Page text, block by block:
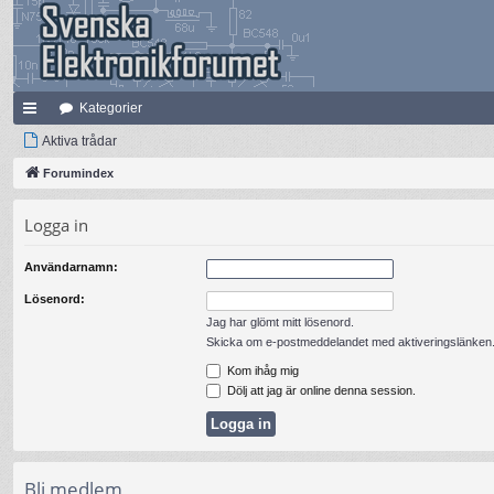
na
bb
ar
Kategorier
Aktiva trådar
Forumindex
Logga in
Användarnamn:
Lösenord:
Jag har glömt mitt lösenord.
Skicka om e-postmeddelandet med aktiveringslänken.
Kom ihåg mig
Dölj att jag är online denna session.